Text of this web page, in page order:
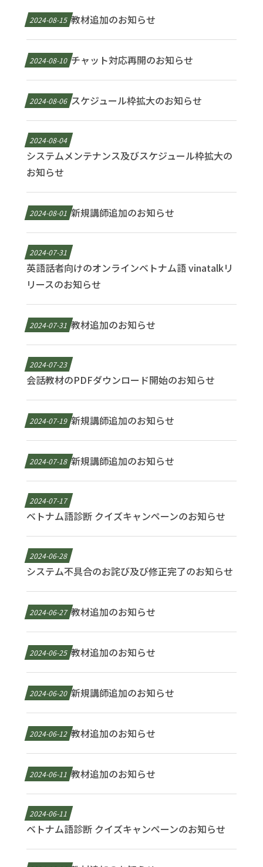
2024-08-15 教材追加のお知らせ
2024-08-10 チャット対応再開のお知らせ
2024-08-06 スケジュール枠拡大のお知らせ
2024-08-04
システムメンテナンス及びスケジュール枠拡大の
お知らせ
2024-08-01 新規講師追加のお知らせ
2024-07-31
英語話者向けのオンラインベトナム語 vinatalkリ
リースのお知らせ
2024-07-31 教材追加のお知らせ
2024-07-23
会話教材のPDFダウンロード開始のお知らせ
2024-07-19 新規講師追加のお知らせ
2024-07-18 新規講師追加のお知らせ
2024-07-17
ベトナム語診断 クイズキャンペーンのお知らせ
2024-06-28
システム不具合のお詫び及び修正完了のお知らせ
2024-06-27 教材追加のお知らせ
2024-06-25 教材追加のお知らせ
2024-06-20 新規講師追加のお知らせ
2024-06-12 教材追加のお知らせ
2024-06-11 教材追加のお知らせ
2024-06-11
ベトナム語診断 クイズキャンペーンのお知らせ